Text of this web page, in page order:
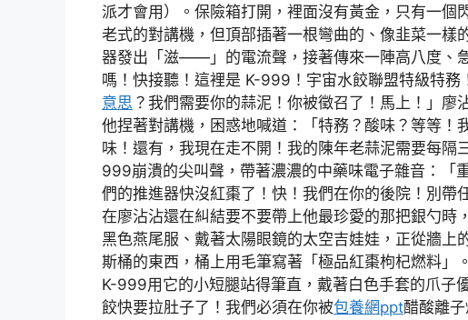
派才會用）。保險箱打開，裡面沒有黃金，只有一個
老式的對講機，但頂部插著一根彎曲的、像韭菜一樣
器發出「滋——」的電流聲，接著傳來一陣高八度、
嗎！快接聽！這裡是 K-999！宇宙水餃聯盟特級特務
意思 ？我們需要你的蒜泥！你被徵召了！馬上！」廖
他捏著對講機，困惑地喊道：「特務？酸味？等等！
味！還有，我現在走不開！我的陳年老蒜泥需要每隔
999崩潰的尖叫聲，帶著濃濃的中藥味電子雜音：
們的推進器快沒紅棗了！快！我們在你的後院！別
在廖沾沾還在糾結要不要帶上他最珍愛的那把銀勺時
黑色燕尾服、戴著太陽眼鏡的太空吉娃娃，正從牆上
斯桶的東西，桶上用毛筆寫著「極品紅棗枸杞燃料
K-999用它的小短腿站得筆直，戴著白色手套的爪子
餃快要拉肚子了！我們必須在你被包養網ppt醋酸離